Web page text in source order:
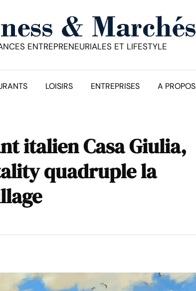
ENTREPRENEURIALES ET LIFESTYLE
LOISIRS ENTREPRISES A PROPOS
italien Casa Giulia,
quadruple la